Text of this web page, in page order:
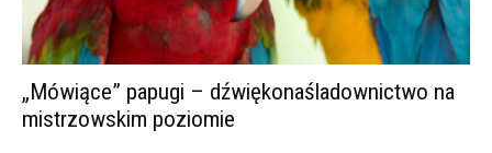
„Mówiące” papugi – dźwiękonaśladownictwo na
mistrzowskim poziomie